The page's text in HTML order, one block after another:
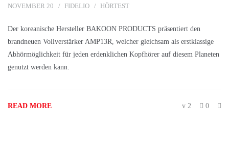
NOVEMBER 20 FIDELIO HÖRTEST
Der koreanische Hersteller BAKOON PRODUCTS präsentiert den
brandneuen Vollverstärker AMP13R, welcher gleichsam als erstklassige
Abhörmöglichkeit für jeden erdenklichen Kopfhörer auf diesem Planeten
genutzt werden kann.
READ MORE 2 0